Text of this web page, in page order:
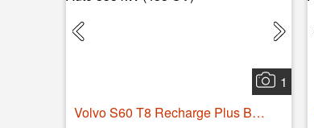
1
Volvo S60 T8 Recharge Plus Bright Auto 335 kW (455 CV)